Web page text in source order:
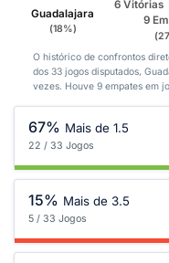
Guadalajara
(18%)
6 Vitórias
9
O histórico de confrontos
dos 33 jogos disputados,
vezes. Houve 9 empates em
67% Mais de 1.5
22 / 33 Jogos
15% Mais de 3.5
5 / 33 Jogos